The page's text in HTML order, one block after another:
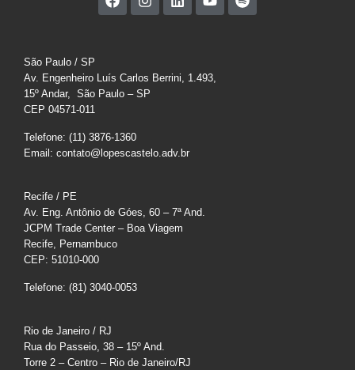
São Paulo / SP
Av. Engenheiro Luís Carlos Berrini, 1.493,
15º Andar, São Paulo – SP
CEP 04571-011
Telefone: (11) 3876-1360
Email: contato@lopescastelo.adv.br
Recife / PE
Av. Eng. Antônio de Góes, 60 – 7ª And.
JCPM Trade Center – Boa Viagem
Recife, Pernambuco
CEP: 51010-000
Telefone: (81) 3040-0053
Rio de Janeiro / RJ
Rua do Passeio, 38 – 15º And.
Torre 2 – Centro – Rio de Janeiro/RJ